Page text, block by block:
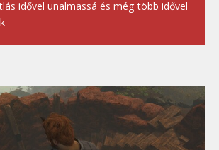
idővel unalmassá és még több idővel